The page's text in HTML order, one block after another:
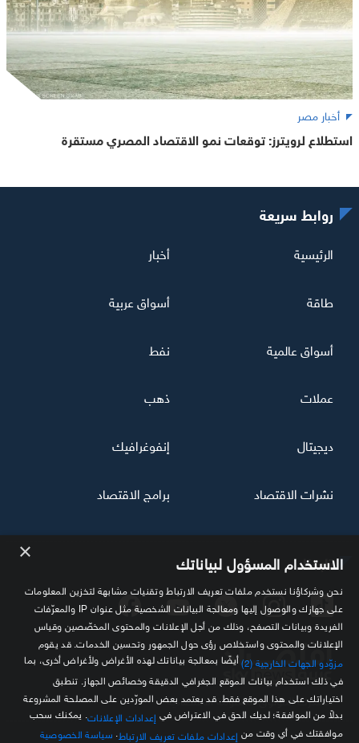
أخبار مصر
استطلاع لرويترز: توقعات نمو الاقتصاد المصري مستقرة
تابعنا
مصدرك الموثوق للمعلومة الاقتصادية
روابط سريعة
الرئيسية أخبار
طاقة أسواق عربية
أسواق عالمية نفط
عملات ذهب
ديجيتال إنفوغرافيك
نشرات الاقتصاد برامج الاقتصاد
× الاستخدام المسؤول لبياناتك
نحن وشركاؤنا نستخدم ملفات تعريف الارتباط وتقنيات مشابهة لتخزين المعلومات
على جهازك والوصول إليها ومعالجة البيانات الشخصية مثل عنوان IP والمعرّفات
الفريدة وبيانات التصفح، وذلك من أجل الإعلانات والمحتوى المخصّصين وقياس
الإعلانات والمحتوى واستخلاص رؤى حول الجمهور وتحسين الخدمات. قد يقوم
مزوّدو الجهات الخارجية (2)
أيضًا بمعالجة بياناتك لهذه الأغراض ولأغراض أخرى، بما
في ذلك استخدام بيانات الموقع الجغرافي الدقيقة وخصائص الجهاز. تنطبق
اختياراتك على هذا الموقع فقط. قد يعتمد بعض المورّدين على المصلحة المشروعة
بدلاً من الموافقة؛ لديك الحق في الاعتراض في إعدادات الإعلانات . يمكنك سحب
موافقتك في أي وقت من إعدادات ملفات تعريف الارتباط سياسة الخصوصية